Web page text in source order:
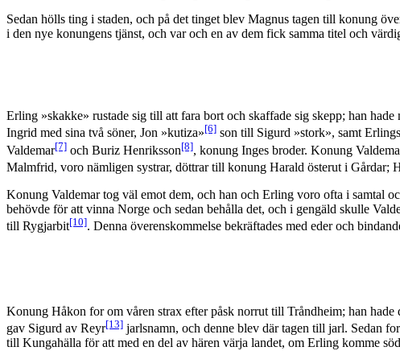
Sedan hölls ting i staden, och på det tinget blev Magnus tagen till konung
i den nye konungens tjänst, och var och en av dem fick samma titel och
Erling »skakke» rustade sig till att fara bort och skaffade sig skepp; han
Ingrid med sina två söner, Jon »kutiza»[6] son till Sigurd »stork», samt
Valdemar[7] och Buriz Henriksson[8], konung Inges broder. Konung
Malmfrid, voro nämligen systrar, döttrar till konung Harald österut i Gårdar;
Konung Valdemar tog väl emot dem, och han och Erling voro ofta i samtal
behövde för att vinna Norge och sedan behålla det, och i gengäld skulle
till Rygjarbit[10]. Denna överenskommelse bekräftades med eder och
Konung Håkon for om våren strax efter påsk norrut till Tråndheim; han
gav Sigurd av Reyr[13] jarlsnamn, och denne blev där tagen till jarl. Sedan
till Kungahälla för att med en del av hären värja landet, om Erling komme